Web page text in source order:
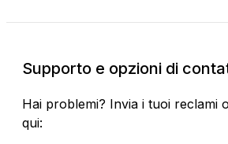
Supporto e opzioni di
Hai problemi? Invia i tuoi reclami
qui: